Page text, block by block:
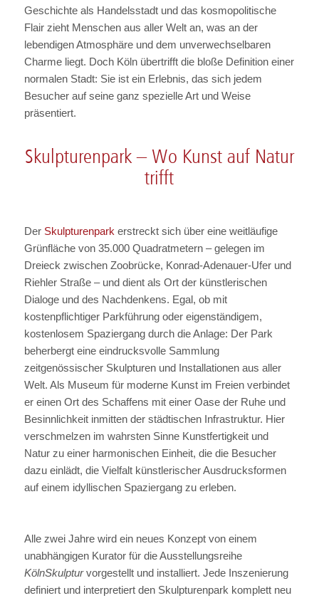
Geschichte als Handelsstadt und das kosmopolitische
Flair zieht Menschen aus aller Welt an, was an der
lebendigen Atmosphäre und dem unverwechselbaren
Charme liegt. Doch Köln übertrifft die bloße Definition einer
normalen Stadt: Sie ist ein Erlebnis, das sich jedem
Besucher auf seine ganz spezielle Art und Weise
präsentiert.
Skulpturenpark – Wo Kunst auf Natur
trifft
Der Skulpturenpark erstreckt sich über eine weitläufige
Grünfläche von 35.000 Quadratmetern – gelegen im
Dreieck zwischen Zoobrücke, Konrad-Adenauer-Ufer und
Riehler Straße – und dient als Ort der künstlerischen
Dialoge und des Nachdenkens. Egal, ob mit
kostenpflichtiger Parkführung oder eigenständigem,
kostenlosem Spaziergang durch die Anlage: Der Park
beherbergt eine eindrucksvolle Sammlung
zeitgenössischer Skulpturen und Installationen aus aller
Welt. Als Museum für moderne Kunst im Freien verbindet
er einen Ort des Schaffens mit einer Oase der Ruhe und
Besinnlichkeit inmitten der städtischen Infrastruktur. Hier
verschmelzen im wahrsten Sinne Kunstfertigkeit und
Natur zu einer harmonischen Einheit, die die Besucher
dazu einlädt, die Vielfalt künstlerischer Ausdrucksformen
auf einem idyllischen Spaziergang zu erleben.
Alle zwei Jahre wird ein neues Konzept von einem
unabhängigen Kurator für die Ausstellungsreihe
KölnSkulpturvorgestellt und installiert. Jede Inszenierung
definiert und interpretiert den Skulpturenpark komplett neu